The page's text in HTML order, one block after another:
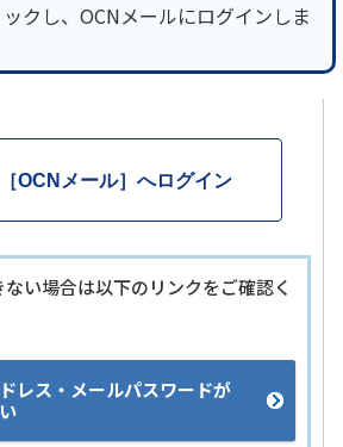
クし、OCNメールにログインしま
［OCNメール］へログイン
い場合は以下のリンクをご確認く
レス・メールパスワードが